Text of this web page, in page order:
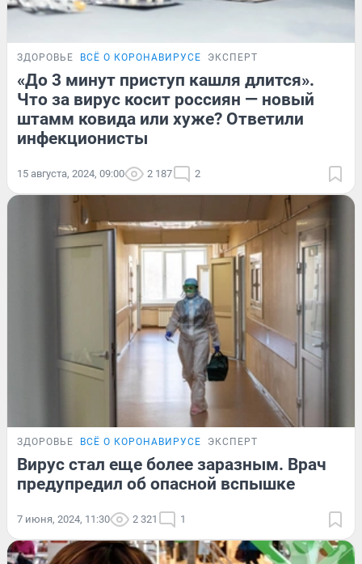
ЗДОРОВЬЕ ВСЁ О КОРОНАВИРУСЕ ЭКСПЕРТ
«До 3 минут приступ кашля длится».
Что за вирус косит россиян — новый
штамм ковида или хуже? Ответили
инфекционисты
15 августа, 2024, 09:00 2 187 2
ЗДОРОВЬЕ ВСЁ О КОРОНАВИРУСЕ ЭКСПЕРТ
Вирус стал еще более заразным. Врач
предупредил об опасной вспышке
7 июня, 2024, 11:30 2 321 1